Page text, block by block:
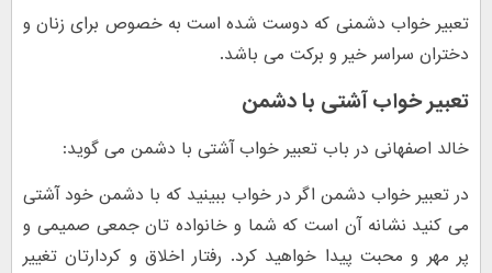
تعبیر خواب دشمنی که دوست شده است به خصوص برای زنان و
دختران سراسر خیر و برکت می باشد.
تعبیر خواب آشتی با دشمن
خالد اصفهانی در باب تعبیر خواب آشتی با دشمن می گوید:
در تعبیر خواب دشمن اگر در خواب ببینید که با دشمن خود آشتی
می کنید نشانه آن است که شما و خانواده تان جمعی صمیمی و
پر مهر و محبت پیدا خواهید کرد. رفتار اخلاق و کردارتان تغییر